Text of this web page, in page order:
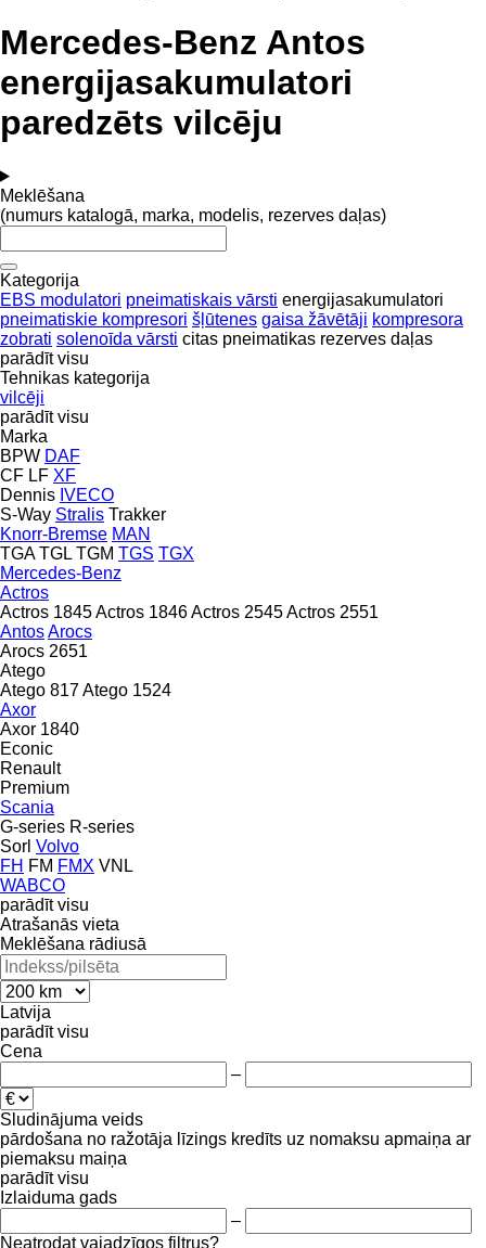
Mercedes-Benz Antos
energijasakumulatori
paredzēts vilcēju
Meklēšana
(numurs katalogā, marka, modelis, rezerves daļas)
Kategorija
EBS modulatori pneimatiskais vārsti energijasakumulatori
pneimatiskie kompresori šļūtenes gaisa žāvētāji kompresora
zobrati solenoīda vārsti citas pneimatikas rezerves daļas
parādīt visu
Tehnikas kategorija
vilcēji
parādīt visu
Marka
BPW DAF
CF LF XF
Dennis IVECO
S-Way Stralis Trakker
Knorr-Bremse MAN
TGA TGL TGM TGS TGX
Mercedes-Benz
Actros
Actros 1845Actros 1846Actros 2545Actros 2551
AntosArocs
Arocs 2651
Atego
Atego 817Atego 1524
Axor
Axor 1840
Econic
Renault
Premium
Scania
G-series R-series
Sorl Volvo
FH FM FMX VNL
WABCO
parādīt visu
Atrašanās vieta
Meklēšana rādiusā
Latvija
parādīt visu
Cena
–
Sludinājuma veids
pārdošana no ražotāja līzings kredīts uz nomaksu apmaiņa ar
piemaksu maiņa
parādīt visu
Izlaiduma gads
–
Neatrodat vajadzīgos filtrus?